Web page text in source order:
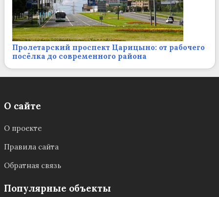
Пролетарский проспект Царицыно: от рабочего
посёлка до современного района
О сайте
О проекте
Правила сайта
Обратная связь
Популярные объекты